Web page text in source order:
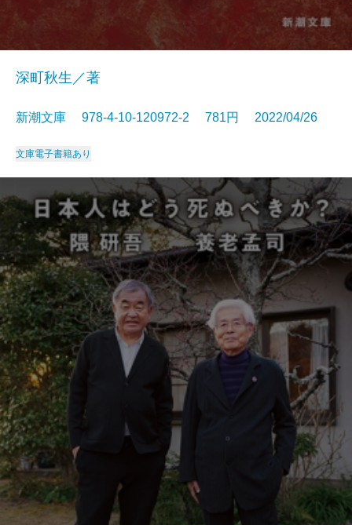
深町秋生／著
新潮文庫 978-4-10-120972-2 781円 2022/04/26
文庫電子書籍あり